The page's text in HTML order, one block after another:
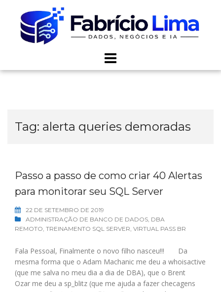
content
Tag: alerta queries demoradas
Passo a passo de como criar 40 Alertas
para monitorar seu SQL Server
22 DE SETEMBRO DE 2019
ADMINISTRAÇÃO DE BANCO DE DADOS, DBA
REMOTO, TREINAMENTO SQL SERVER, VIRTUAL PASS BR
Fala Pessoal, Finalmente o novo filho nasceu!!! Da
mesma forma que o Adam Machanic me deu a whoisactive
(que me salva no meu dia a dia de DBA), que o Brent
Ozar me deu a sp_blitz (que me ajuda a fazer checagens